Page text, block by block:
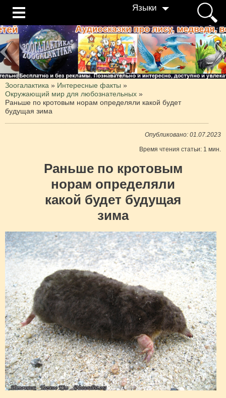
Языки
Зоогалактика » Интересные факты »
Окружающий мир для любознательных »
Раньше по кротовым норам определяли какой будет
будущая зима
Опубликовано: 01.07.2023
Время чтения статьи: 1 мин.
Раньше по кротовым
норам определяли
какой будет будущая
зима